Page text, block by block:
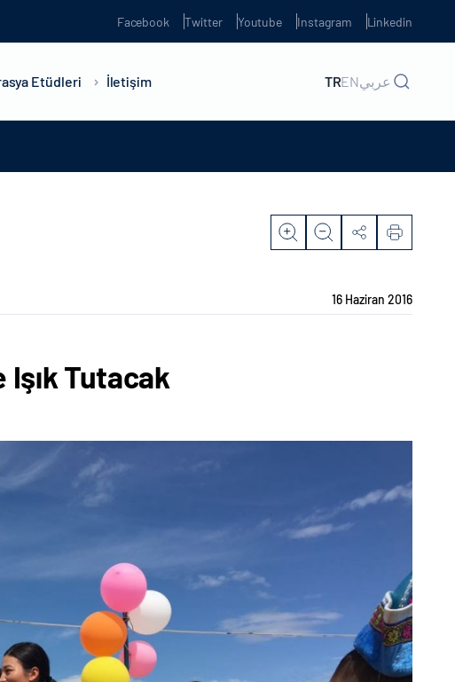
Facebook Twitter Youtube Instagram Linkedin
Etüdleri İletişim TRENعربي
16 Haziran 2016
Işık Tutacak